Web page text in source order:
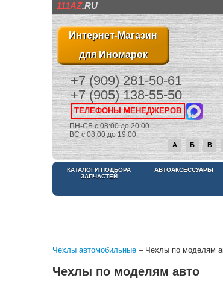
111AZ.RU
Интернет-Магазин
для Иномарок
+7 (909) 281-50-61
+7 (905) 138-55-50
ТЕЛЕФОНЫ МЕНЕДЖЕРОВ
ПН-СБ с 08:00 до 20:00
ВС с 08:00 до 19:00
А Б В
КАТАЛОГИ ПОДБОРА
ЗАПЧАСТЕЙ
АВТОАКСЕССУАРЫ
Чехлы автомобильные – Чехлы по моделям
Чехлы по моделям авто